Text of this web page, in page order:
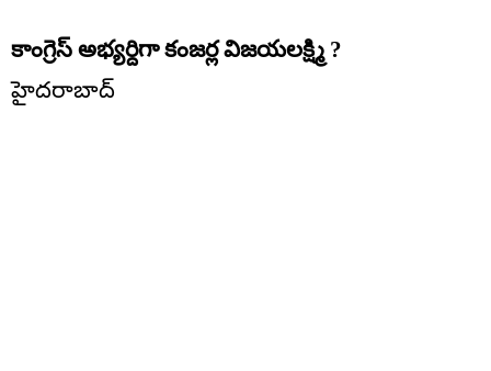
కాంగ్రెస్ అభ్యర్దిగా కంజర్ల విజయలక్ష్మి ?
హైదరాబాద్